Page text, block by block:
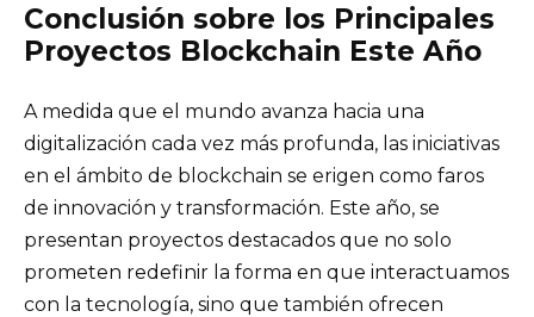
Conclusión sobre los Principales
Proyectos Blockchain Este Año
A medida que el mundo avanza hacia una
digitalización cada vez más profunda, las iniciativas
en el ámbito de blockchain se erigen como faros
de innovación y transformación. Este año, se
presentan proyectos destacados que no solo
prometen redefinir la forma en que interactuamos
con la tecnología, sino que también ofrecen